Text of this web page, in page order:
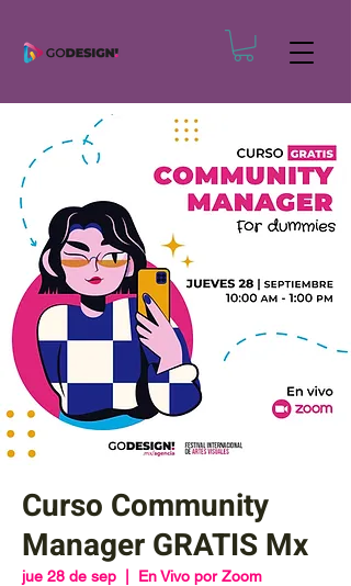
Curso Community
Manager GRATIS Mx
jue 28 de sep
  |
En Vivo por Zoom